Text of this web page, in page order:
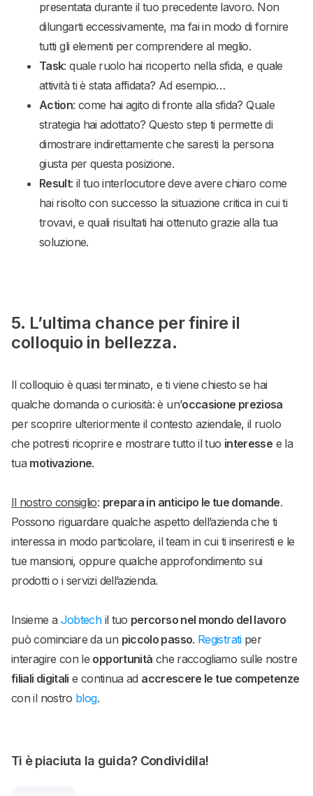
presentata durante il tuo precedente lavoro. Non
dilungarti eccessivamente, ma fai in modo di fornire
tutti gli elementi per comprendere al meglio.
Task: quale ruolo hai ricoperto nella sfida, e quale
attività ti è stata affidata? Ad esempio…
Action: come hai agito di fronte alla sfida? Quale
strategia hai adottato? Questo step ti permette di
dimostrare indirettamente che saresti la persona
giusta per questa posizione.
Result: il tuo interlocutore deve avere chiaro come
hai risolto con successo la situazione critica in cui ti
trovavi, e quali risultati hai ottenuto grazie alla tua
soluzione.
5. L’ultima chance per finire il
colloquio in bellezza.
Il colloquio è quasi terminato, e ti viene chiesto se hai
qualche domanda o curiosità: è un’occasione preziosa
per scoprire ulteriormente il contesto aziendale, il ruolo
che potresti ricoprire e mostrare tutto il tuo interesse e la
tua motivazione.
Il nostro consiglio: prepara in anticipo le tue domande.
Possono riguardare qualche aspetto dell’azienda che ti
interessa in modo particolare, il team in cui ti inseriresti e le
tue mansioni, oppure qualche approfondimento sui
prodotti o i servizi dell’azienda.
Insieme a Jobtechil tuo percorso nel mondo del lavoro
può cominciare da un piccolo passo. Registratiper
interagire con le opportunità che raccogliamo sulle nostre
filiali digitali e continua ad accrescere le tue competenze
con il nostro blog.
Ti è piaciuta la guida? Condividila!